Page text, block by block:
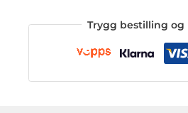
Trygg bestilling og